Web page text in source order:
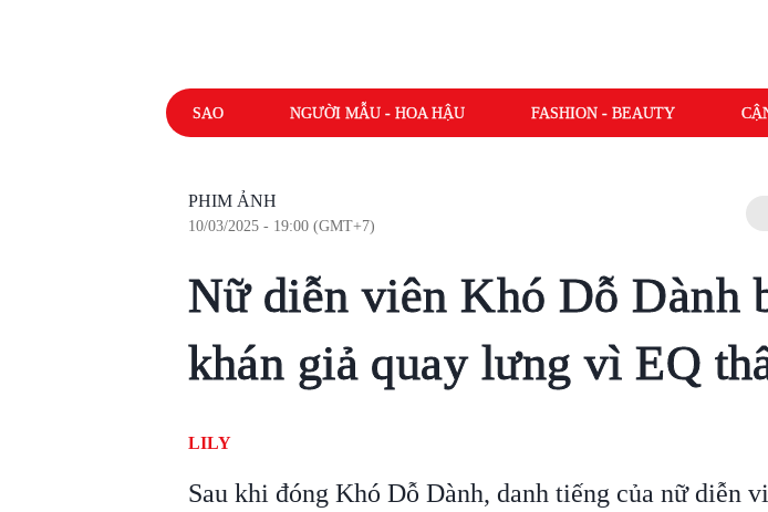
SAO NGƯỜI MẪU - HOA HẬU FASHION - BEAUTY
PHIM ẢNH
10/03/2025 - 19:00 (GMT+7)
Nữ diễn viên Khó Dỗ Dành
khán giả quay lưng vì EQ
LILY
Sau khi đóng Khó Dỗ Dành, danh tiếng của nữ diễn